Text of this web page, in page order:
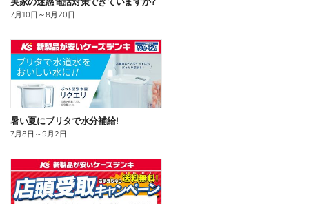
7月10日 ～8月20日
暑い夏にブリタで水分補給!
7月8日 ～9月2日